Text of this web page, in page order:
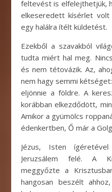
feltevést is elfelejthetjük,
elkeseredett kísérlet
egy halálra ítélt küldetést.
Ezekből a szavakból
tudta miért hal meg.
és nem tétovázik. Az,
nem hagy semmi
eljönnie a földre. A
korábban elkezdődött,
Amikor a gyümölcs
édenkertben, Ő már a
Jézus, Isten
Jeruzsálem felé. A
meggyőzte a
hangosan beszélt